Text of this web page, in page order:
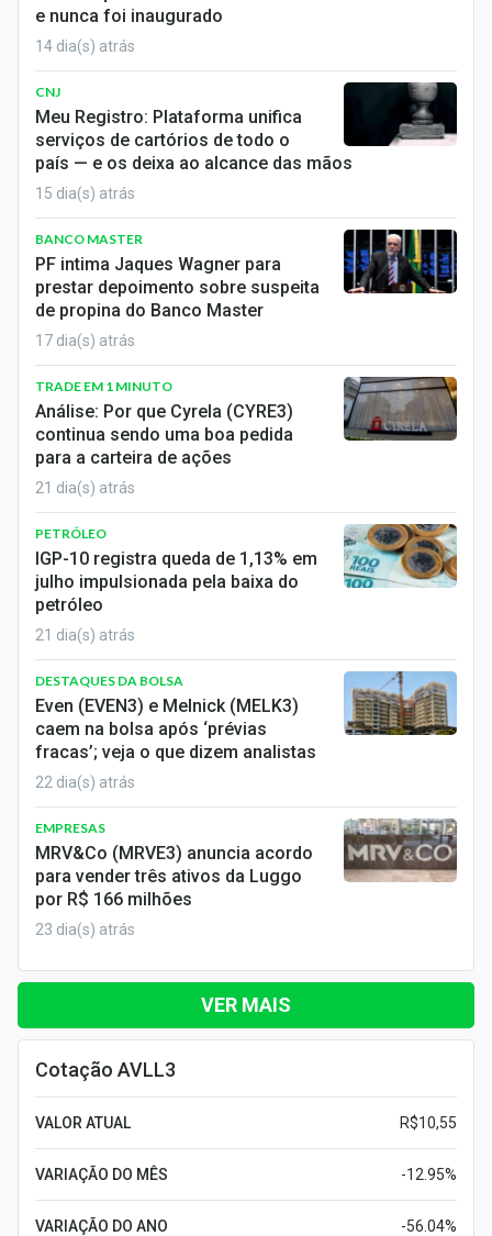
e nunca foi inaugurado
14 dia(s) atrás
CNJ
Meu Registro: Plataforma unifica
serviços de cartórios de todo o
país — e os deixa ao alcance das mãos
15 dia(s) atrás
BANCO MASTER
PF intima Jaques Wagner para
prestar depoimento sobre suspeita
de propina do Banco Master
17 dia(s) atrás
TRADE EM 1 MINUTO
Análise: Por que Cyrela (CYRE3)
continua sendo uma boa pedida
para a carteira de ações
21 dia(s) atrás
PETRÓLEO
IGP-10 registra queda de 1,13% em
julho impulsionada pela baixa do
petróleo
21 dia(s) atrás
DESTAQUES DA BOLSA
Even (EVEN3) e Melnick (MELK3)
caem na bolsa após ‘prévias
fracas’; veja o que dizem analistas
22 dia(s) atrás
EMPRESAS
MRV&Co (MRVE3) anuncia acordo
para vender três ativos da Luggo
por R$ 166 milhões
23 dia(s) atrás
VER MAIS
Cotação AVLL3
VALOR ATUAL R$10,55
VARIAÇÃO DO MÊS -12.95%
VARIAÇÃO DO ANO -56.04%